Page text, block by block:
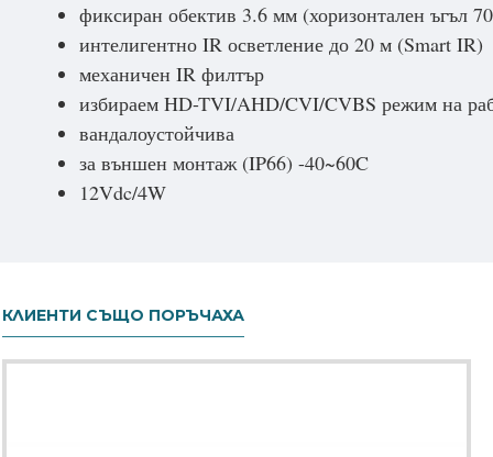
фиксиран обектив 3.6 мм (хоризонтален ъгъл
интелигентно IR осветление до 20 м (Smart IR)
механичен IR филтър
избираем HD-TVI/AHD/CVI/CVBS режим на
вандалоустойчива
за външен монтаж (IP66) -40~60C
12Vdc/4W
КЛИЕНТИ СЪЩО ПОРЪЧАХА